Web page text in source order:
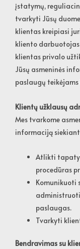
įstatymų,
tvarkyti Jūsų
klientas kreipiasi
kliento darbuotojas
klientas privalo
Jūsų asmeninės
paslaugų
Klientų užklausų
Mes tvarkome
informaciją
Atlikti
procedūras
Komunikuoti
paslaugas.
Tvarkyti
Bendravimas su